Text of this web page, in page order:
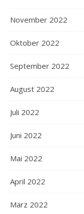
November 2022
Oktober 2022
September 2022
August 2022
Juli 2022
Juni 2022
Mai 2022
April 2022
März 2022